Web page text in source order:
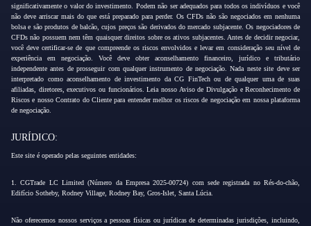
significativamente o valor do investimento. Podem não ser adequados para todos os indivíduos e você
não deve arriscar mais do que está preparado para perder. Os CFDs não são negociados em nenhuma
bolsa e são produtos de balcão, cujos preços são derivados do mercado subjacente. Os negociadores de
CFDs não possuem nem têm quaisquer direitos sobre os ativos subjacentes. Antes de decidir negociar,
você deve certificar-se de que compreende os riscos envolvidos e levar em consideração seu nível de
experiência em negociação. Você deve obter aconselhamento financeiro, jurídico e tributário
independente antes de prosseguir com qualquer instrumento de negociação. Nada neste site deve ser
interpretado como aconselhamento de investimento da CG FinTech ou de qualquer uma de suas
afiliadas, diretores, executivos ou funcionários. Leia nosso Aviso de Divulgação e Reconhecimento de
Riscos e nosso Contrato do Cliente para entender melhor os riscos de negociação em nossa plataforma
de negociação.
JURÍDICO:
Este site é operado pelas seguintes entidades:
1. CGTrade LC Limited (Número da Empresa 2025-00724) com sede registrada no Rés-do-chão,
Edifício Sotheby, Rodney Village, Rodney Bay, Gros-Islet, Santa Lúcia.
Não oferecemos nossos serviços a pessoas físicas ou jurídicas de determinadas jurisdições, incluindo,